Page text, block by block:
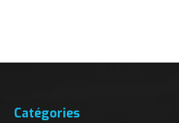
Catégories